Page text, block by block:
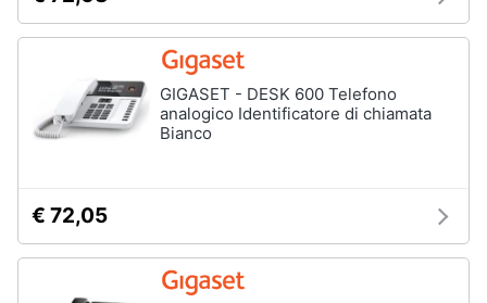
GIGASET - DESK 600 Telefono
analogico Identificatore di chiamata
Bianco
€ 72,05